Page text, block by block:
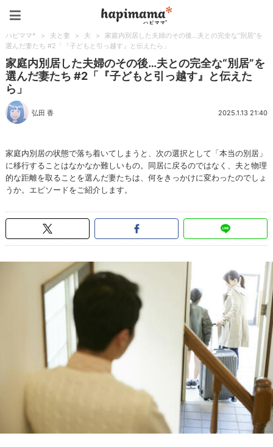
ハピママ* > 夫と妻 > 夫 >
家庭内別居した夫婦のその後…夫との完全な“別居”を
選んだ妻たち #2「『子どもと引っ越す』と伝えたら」
家庭内別居した夫婦のその後…夫との完全な“別居”を
選んだ妻たち #2「『子どもと引っ越す』と伝えた
ら」
弘田 香 2025.1.13 21:40
家庭内別居の状態で落ち着いてしまうと、次の選択として「本当の別居」
に移行することはなかなか難しいもの。同居に戻るのではなく、夫と物理
的な距離を取ることを選んだ妻たちは、何をきっかけに変わったのでしょ
うか。エピソードをご紹介します。